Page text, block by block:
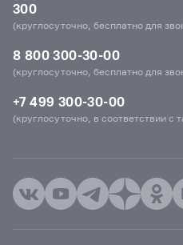
300
(круглосуточно, бесплатно для
8 800 300-30-00
(круглосуточно, бесплатно для
+7 499 300-30-00
(круглосуточно, в соответствии с